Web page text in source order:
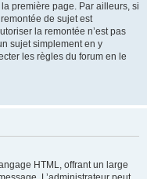
première page. Par ailleurs, si
de sujet est
la remontée n’est pas
sujet simplement en y
les règles du forum en le
HTML, offrant un large